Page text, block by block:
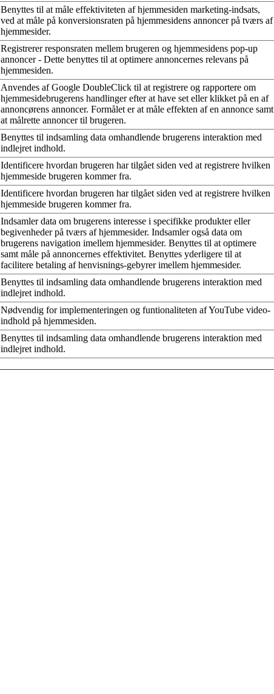
Benyttes til at måle effektiviteten af hjemmesiden marketing-indsats,
ved at måle på konversionsraten på hjemmesidens annoncer på tværs af
hjemmesider.
Registrerer responsraten mellem brugeren og hjemmesidens pop-up
annoncer - Dette benyttes til at optimere annoncernes relevans på
hjemmesiden.
Anvendes af Google DoubleClick til at registrere og rapportere om
hjemmesidebrugerens handlinger efter at have set eller klikket på en af
annoncørens annoncer. Formålet er at måle effekten af en annonce samt
at målrette annoncer til brugeren.
Benyttes til indsamling data omhandlende brugerens interaktion med
indlejret indhold.
Identificere hvordan brugeren har tilgået siden ved at registrere hvilken
hjemmeside brugeren kommer fra.
Identificere hvordan brugeren har tilgået siden ved at registrere hvilken
hjemmeside brugeren kommer fra.
Indsamler data om brugerens interesse i specifikke produkter eller
begivenheder på tværs af hjemmesider. Indsamler også data om
brugerens navigation imellem hjemmesider. Benyttes til at optimere
samt måle på annoncernes effektivitet. Benyttes yderligere til at
facilitere betaling af henvisnings-gebyrer imellem hjemmesider.
Benyttes til indsamling data omhandlende brugerens interaktion med
indlejret indhold.
Nødvendig for implementeringen og funtionaliteten af YouTube video-
indhold på hjemmesiden.
Benyttes til indsamling data omhandlende brugerens interaktion med
indlejret indhold.